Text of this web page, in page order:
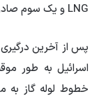
LNG و یک سوم صادرات جهانی اوره از منطقه است.
پس از آخرین
خطوط لوله گاز